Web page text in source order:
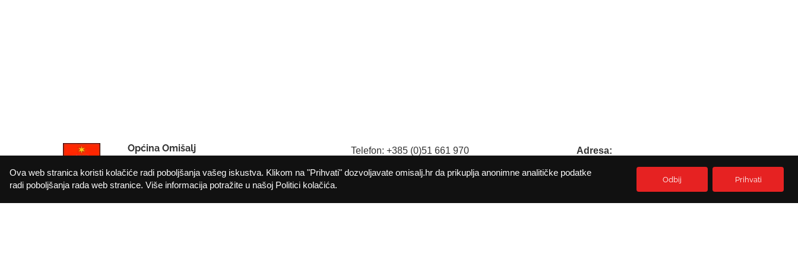
Općina Omišalj
OIB: 72908368249
Telefon: +385 (0)51 661 970
E-mail:opcina@omisalj.hr
Adresa:
HR-51513 Omisalj
Ova web stranica koristi kolačiće radi poboljšanja vašeg iskustva. Klikom na "Prihvati" dozvoljavate omisalj.hr da prikuplja anonimne analitičke podatke
radi poboljšanja rada web stranice. Više informacija potražite u našoj Politici kolačića.
Odbij Prihvati